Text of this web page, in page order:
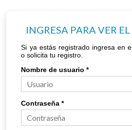
INGRESA PARA VER
Si ya estás registrado ingresa en
o solicita tu registro.
Nombre de usuario*
Contraseña*